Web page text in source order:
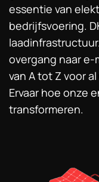
essentie van
bedrijfsvoering.
overgang naar
van A tot Z voor
Ervaar hoe onze
transformeren.